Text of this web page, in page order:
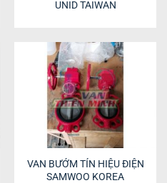
UNID TAIWAN
VAN BƯỚM TÍN HIỆU ĐIỆN
SAMWOO KOREA